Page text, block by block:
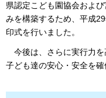
県認定こども園協会およ
みを構築するため、平成
印式を行いました。
今後は、さらに実行力を
子ども達の安心・安全を確